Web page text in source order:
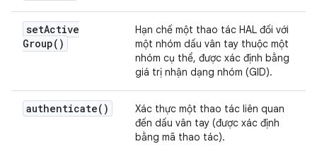
setActive
Group( )
Hạn chế một thao tác HAL đối với
một nhóm dấu vân tay thuộc một
nhóm cụ thể, được xác định bằng
giá trị nhận dạng nhóm (GID).
authenticate( )
Xác thực một thao tác liên quan
đến dấu vân tay (được xác định
bằng mã thao tác).